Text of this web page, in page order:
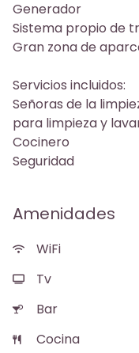
Generador
Sistema propio de
Gran zona de
Servicios incluidos:
Señoras de la
para limpieza y
Cocinero
Seguridad
Amenidades
WiFi
Tv
Bar
Cocina